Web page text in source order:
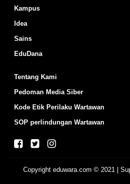
Kampus
Idea
Sains
EduDana
Tentang Kami
Pedoman Media Siber
Kode Etik Perilaku Wartawan
SOP perlindungan Wartawan
Copyrighteduwara.com © 2021 |